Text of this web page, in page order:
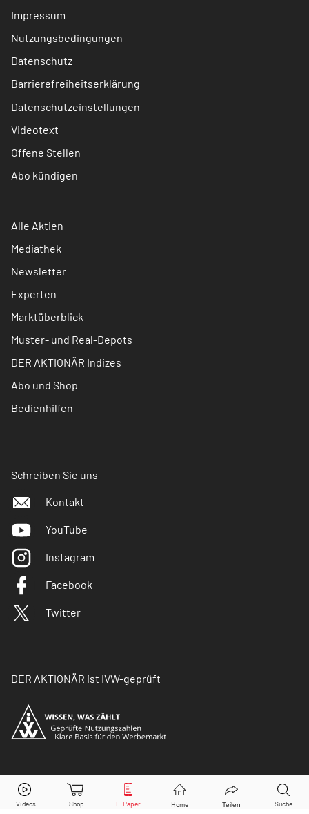
Impressum
Nutzungsbedingungen
Datenschutz
Barrierefreiheitserklärung
Datenschutzeinstellungen
Videotext
Offene Stellen
Abo kündigen
Alle Aktien
Mediathek
Newsletter
Experten
Marktüberblick
Muster- und Real-Depots
DER AKTIONÄR Indizes
Abo und Shop
Bedienhilfen
Schreiben Sie uns
Kontakt
YouTube
Instagram
Facebook
Twitter
DER AKTIONÄR ist IVW-geprüft
© Copyright 2026 Börsenmedien AG. Alle Rechte